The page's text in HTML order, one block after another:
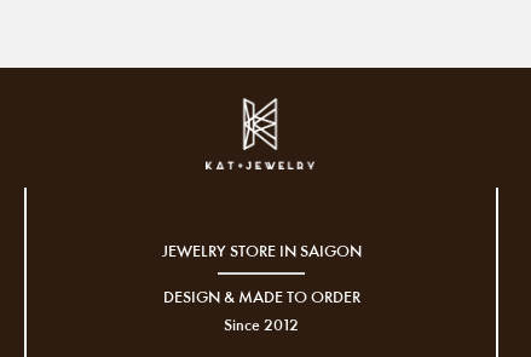
JEWELRY STORE IN SAIGON
DESIGN & MADE TO ORDER
Since 2012